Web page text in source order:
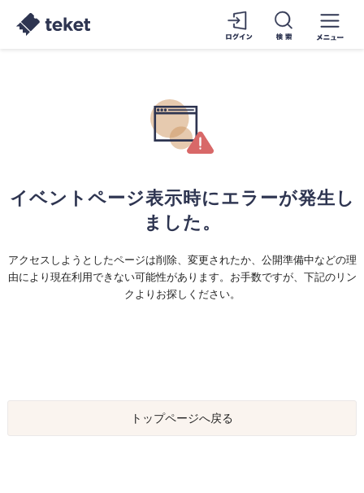
イベントページ表示時にエラーが発生し
ました。
アクセスしようとしたページは削除、変更されたか、公開準備中などの理
由により現在利用できない可能性があります。お手数ですが、下記のリン
クよりお探しください。
トップページへ戻る